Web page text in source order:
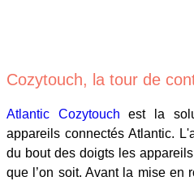
Cozytouch, la tour de
Atlantic Cozytouch est la
appareils connectés Atlantic.
du bout des doigts les
que l’on soit. Avant la mise en